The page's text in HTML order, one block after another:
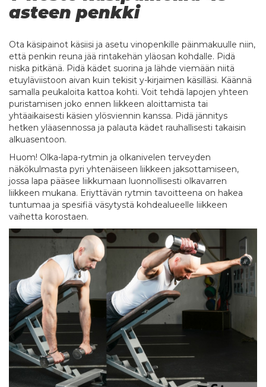
asteen penkki
Ota käsipainot käsiisi ja asetu vinopenkille päinmakuulle niin,
että penkin reuna jää rintakehän yläosan kohdalle. Pidä
niska pitkänä. Pidä kädet suorina ja lähde viemään niitä
etuyläviistoon aivan kuin tekisit y-kirjaimen käsilläsi. Käännä
samalla peukaloita kattoa kohti. Voit tehdä lapojen yhteen
puristamisen joko ennen liikkeen aloittamista tai
yhtäaikaisesti käsien ylösviennin kanssa. Pidä jännitys
hetken yläasennossa ja palauta kädet rauhallisesti takaisin
alkuasentoon.
Huom! Olka-lapa-rytmin ja olkanivelen terveyden
näkökulmasta pyri yhtenäiseen liikkeen jaksottamiseen,
jossa lapa pääsee liikkumaan luonnollisesti olkavarren
liikkeen mukana. Eriyttävän rytmin tavoitteena on hakea
tuntumaa ja spesifiä väsytystä kohdealueelle liikkeen
vaihetta korostaen.